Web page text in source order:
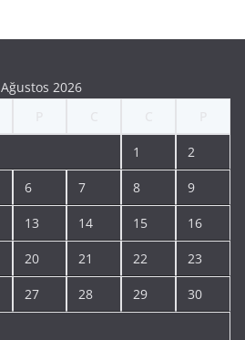
Ağustos 2026
1 2
6 7 8 9
13 14 15 16
20 21 22 23
27 28 29 30